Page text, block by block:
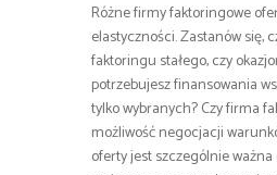
Różne firmy faktoringowe
elastyczności. Zastanów się,
faktoringu stałego, czy
potrzebujesz finansowania
tylko wybranych? Czy firma
możliwość negocjacji
oferty jest szczególnie